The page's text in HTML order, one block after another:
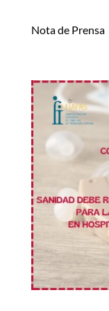
Nota de Prensa